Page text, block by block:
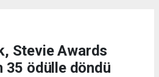
Stevie Awards
35 ödülle döndü